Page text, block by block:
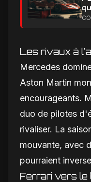
Les rivaux à
Mercedes
Aston Martin
encourageants.
duo de pilotes
rivaliser. La
mouvante, avec
pourraient
Ferrari vers le